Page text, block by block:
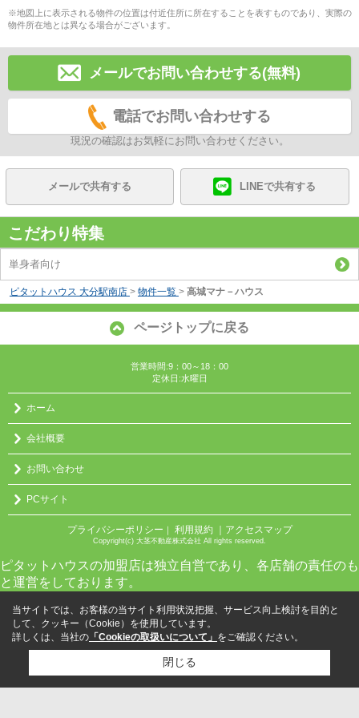
※地図上に表示される物件の位置は付近住所に所在することを表すものであり、実際の
物件所在地とは異なる場合がございます。
メールでお問い合わせする(無料)
電話でお問い合わせする
現況の確認はお気軽にお問い合わせください。
メールで共有する LINEで共有する
こだわり特集
単身者向け
ピタットハウス 大分駅南店 > 物件一覧 > 高城マナ－ハウス
ページトップに戻る
営業時間:9：00～18：00
定休日:水曜日
ホーム
会社概要
お問い合わせ
PCサイト
プライバシーポリシー 利用規約 ｜アクセスマップ
Copyright(c) 大茎不動産株式会社 All rights reserved.
ピタットハウスの加盟店は独立自営であり、各店舗の責任のも
と運営をしております。
当サイトでは、お客様の当サイト利用状況把握、サービス向上検討を目的と
して、クッキー（Cookie）を使用しています。
詳しくは、当社の 「Cookieの取扱いについて」 をご確認ください。
閉じる